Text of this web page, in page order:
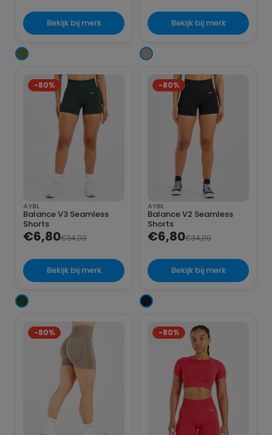
Bekijk bij merk Bekijk bij merk
-80%
AYBL
Balance V3 Seamless
Shorts
€6,80€34,00
Bekijk bij merk
-80%
AYBL
Balance V2 Seamless
Shorts
€6,80€34,00
Bekijk bij merk
-80% -80%